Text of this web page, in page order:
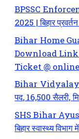
BPSSC
2025 | बिहार
Bihar Home
Download Link
Ticket @
Bihar
पद, 16,500 सैलरी,
SHS Bihar
बिहार स्वास्थ्य